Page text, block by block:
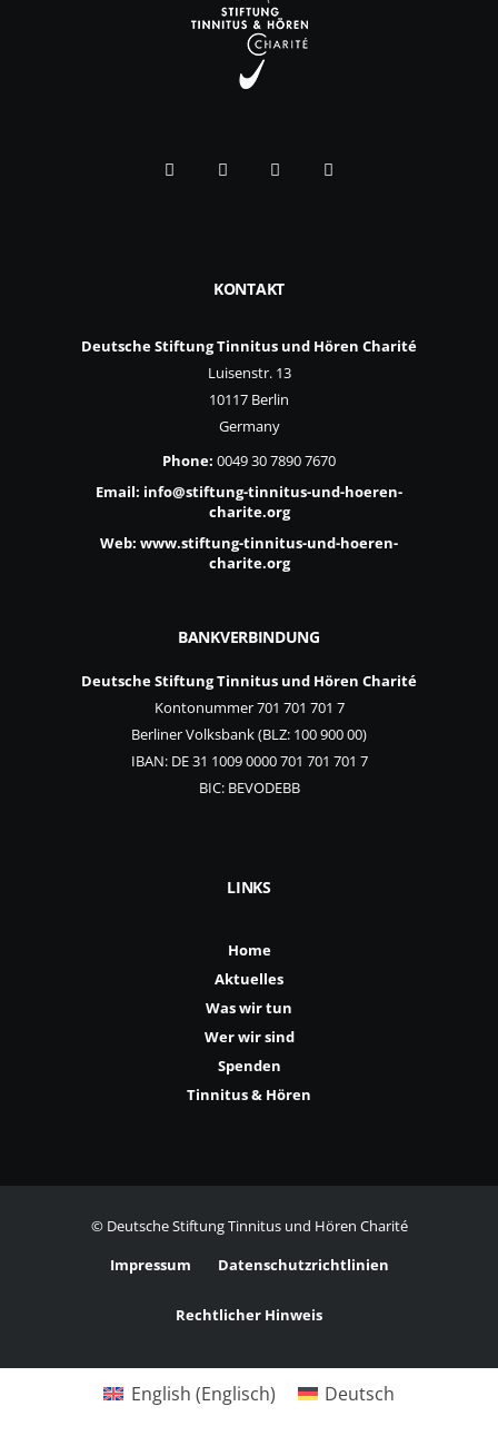
KONTAKT
Deutsche Stiftung Tinnitus und Hören Charité
Luisenstr. 13
10117 Berlin
Germany
Phone: 0049 30 7890 7670
Email: info@stiftung-tinnitus-und-hoeren-
charite.org
Web: www.stiftung-tinnitus-und-hoeren-
charite.org
BANKVERBINDUNG
Deutsche Stiftung Tinnitus und Hören Charité
Kontonummer 701 701 701 7
Berliner Volksbank (BLZ: 100 900 00)
IBAN: DE 31 1009 0000 701 701 701 7
BIC: BEVODEBB
LINKS
Home
Aktuelles
Was wir tun
Wer wir sind
Spenden
Tinnitus & Hören
© Deutsche Stiftung Tinnitus und Hören Charité
Impressum
Datenschutzrichtlinien
Rechtlicher Hinweis
English (Englisch) Deutsch